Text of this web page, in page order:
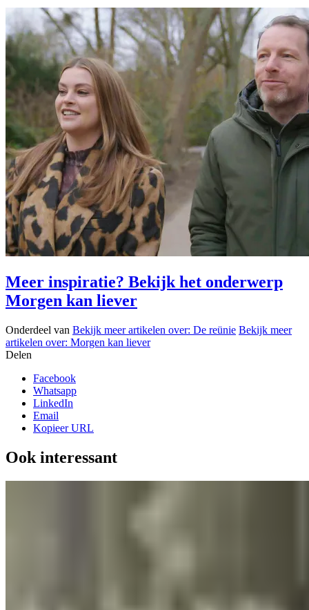
Meer inspiratie? Bekijk het onderwerp
Morgen kan liever
Onderdeel van Bekijk meer artikelen over: De reünie Bekijk meer
artikelen over: Morgen kan liever
Delen
Facebook
Whatsapp
LinkedIn
Email
Kopieer URL
Ook interessant